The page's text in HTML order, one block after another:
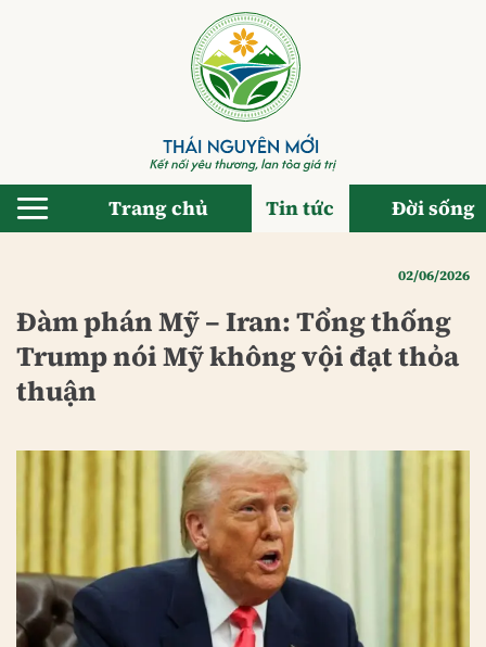
Trang chủ Tin tức Đời sống
02/06/2026
Đàm phán Mỹ – Iran: Tổng thống
Trump nói Mỹ không vội đạt thỏa
thuận